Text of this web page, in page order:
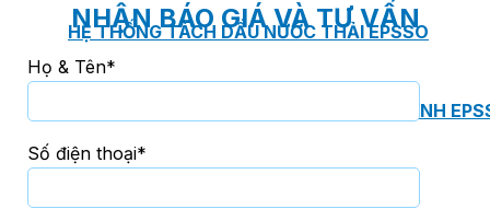
HỆ THỐNG TÁCH DẦU NƯỚC THẢI EPSSO
HỆ THỐNG XỬ LÝ NƯỚC THẢI THÔNG MINH
NHẬN BÁO GIÁ VÀ TƯ VẤN
Họ & Tên*
Số điện thoại*